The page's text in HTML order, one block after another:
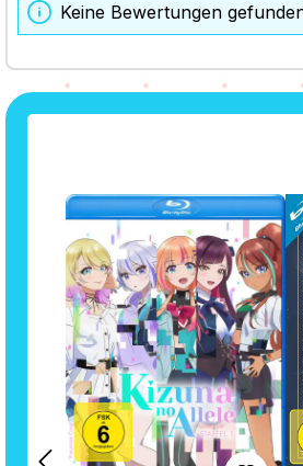
Keine Bewertungen